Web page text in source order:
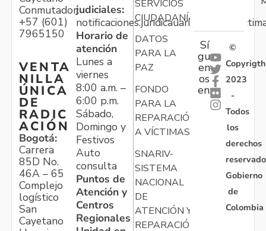
Conmutador:
+57 (601)
7965150
VENTA
NILLA
ÚNICA
DE
RADIC
ACIÓN
Bogotá:
Carrera
85D No.
46A – 65
Complejo
logístico
San
Cayetano
judiciales:
Horario de
atención
Lunes a
viernes
8:00 a.m. –
6:00 p.m.
Sábado,
Domingo y
Festivos
Auto
consulta
Puntos de
Atención y
Centros
Regionales
SERVICIOS
CIUDADANÍA
DATOS
PARA LA
PAZ
FONDO
PARA LA
REPARACIÓN
A VÍCTIMAS
SNARIV-
SISTEMA
NACIONAL
DE
ATENCIÓN Y
REPARACIÓN
Sí
gu
en
os
en:
©
Copyrigth
2023
-
Todos
los
derechos
Gobierno
de
Colombia